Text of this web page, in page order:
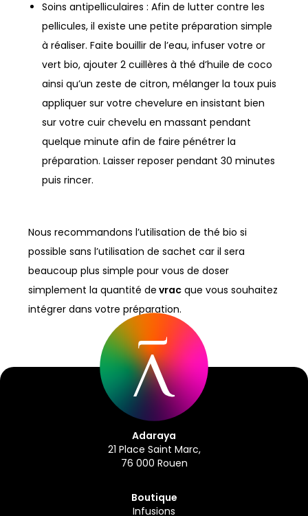
Soins antipelliculaires : Afin de lutter contre les
pellicules, il existe une petite préparation simple
à réaliser. Faite bouillir de l’eau, infuser votre or
vert bio, ajouter 2 cuillères à thé d’huile de coco
ainsi qu’un zeste de citron, mélanger la toux puis
appliquer sur votre chevelure en insistant bien
sur votre cuir chevelu en massant pendant
quelque minute afin de faire pénétrer la
préparation. Laisser reposer pendant 30 minutes
puis rincer.
Nous recommandons l’utilisation de thé bio si
possible sans l’utilisation de sachet car il sera
beaucoup plus simple pour vous de doser
simplement la quantité de vrac que vous souhaitez
intégrer dans votre préparation.
Adaraya
21 Place Saint Marc,
76 000 Rouen
Boutique
Infusions